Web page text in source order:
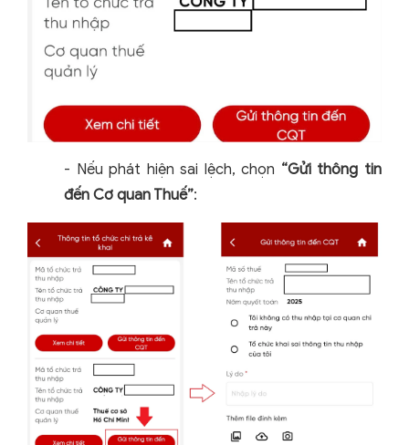
- Nếu phát hiện sai lệch, chọn “Gửi thông tin
đến Cơ quan Thuế”: